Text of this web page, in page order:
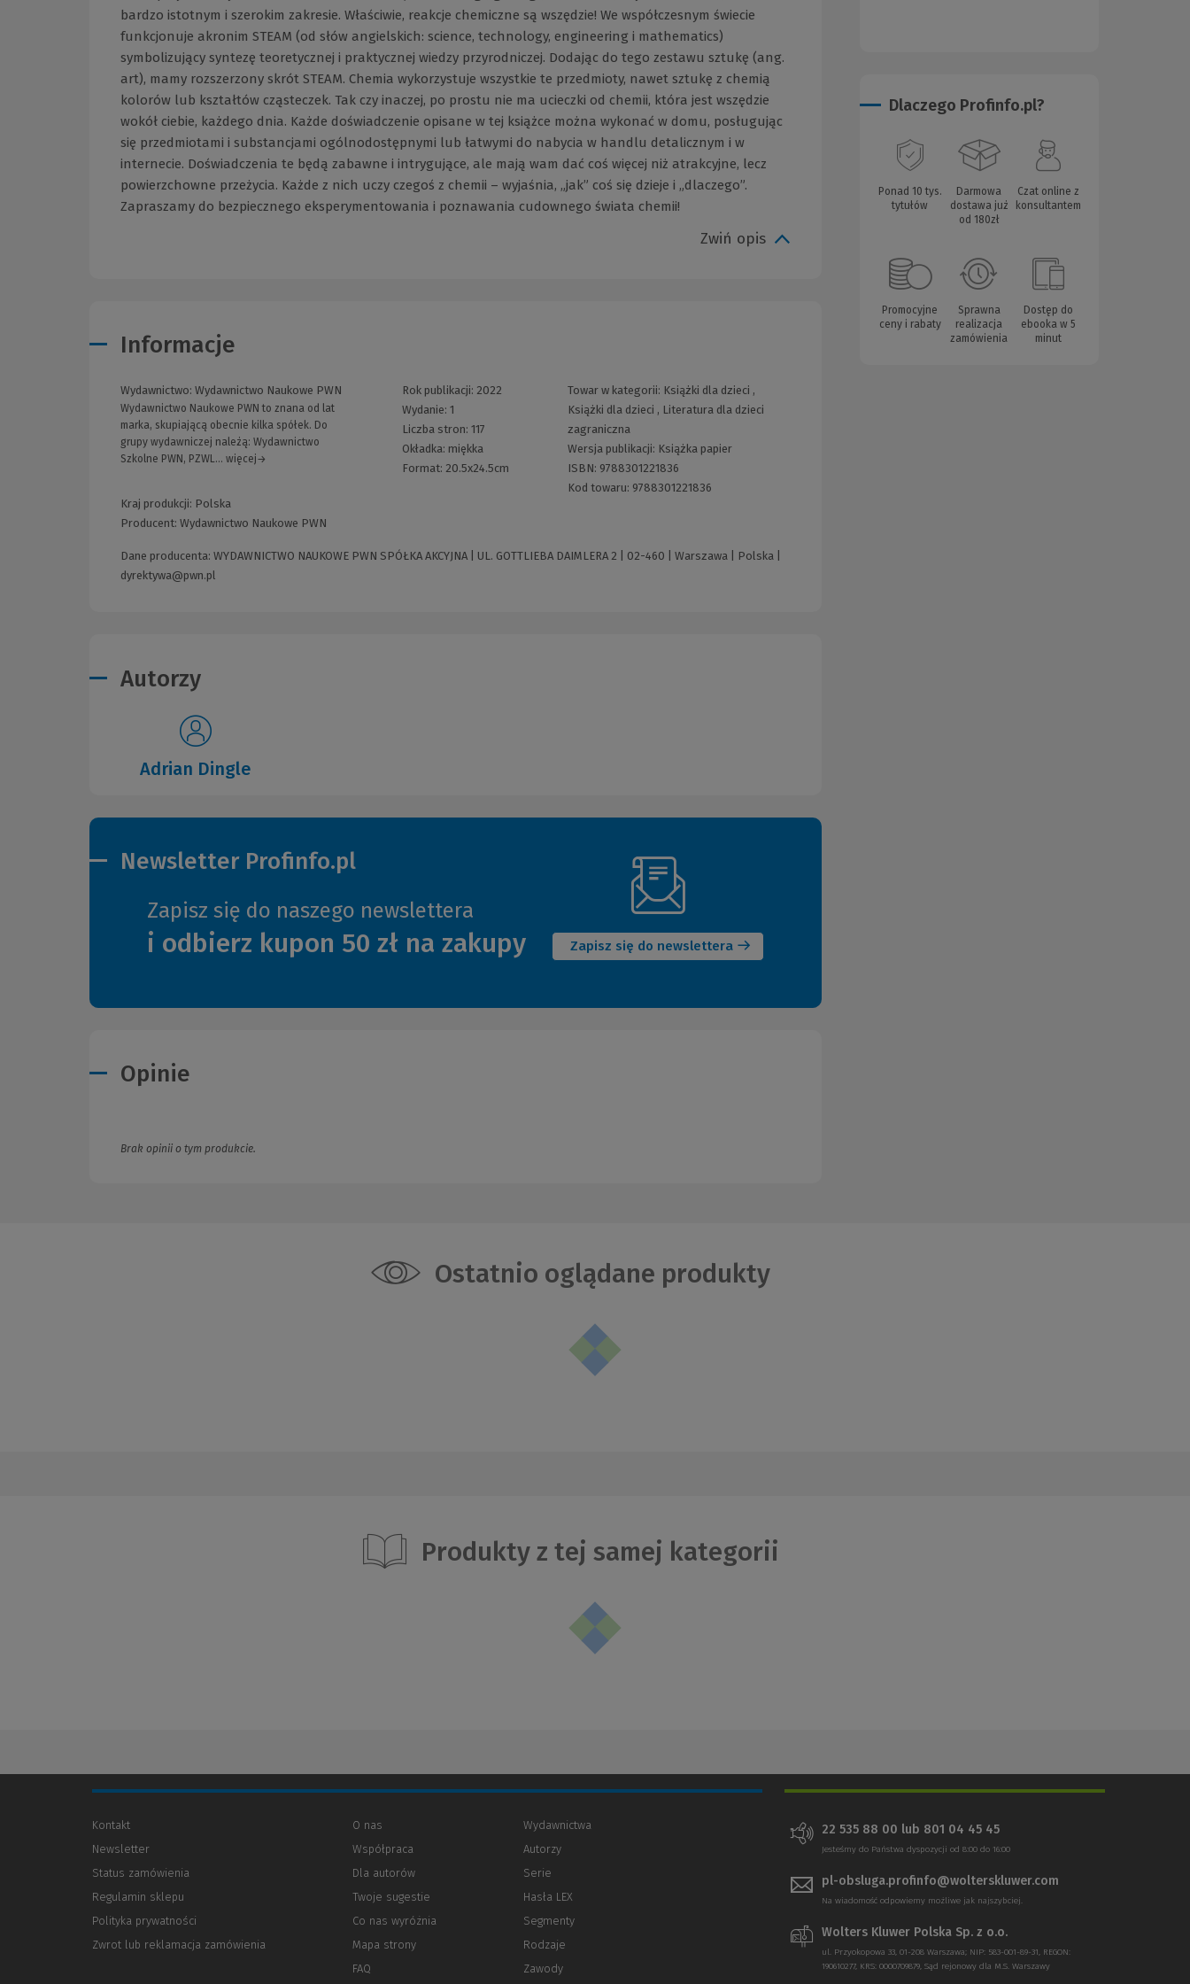
bardzo istotnym i szerokim zakresie. Właściwie, reakcje chemiczne są wszędzie! We współczesnym świecie
funkcjonuje akronim STEAM (od słów angielskich: science, technology, engineering i mathematics)
symbolizujący syntezę teoretycznej i praktycznej wiedzy przyrodniczej. Dodając do tego zestawu sztukę (ang.
art), mamy rozszerzony skrót STEAM. Chemia wykorzystuje wszystkie te przedmioty, nawet sztukę z chemią
kolorów lub kształtów cząsteczek. Tak czy inaczej, po prostu nie ma ucieczki od chemii, która jest wszędzie
wokół ciebie, każdego dnia. Każde doświadczenie opisane w tej książce można wykonać w domu, posługując
się przedmiotami i substancjami ogólnodostępnymi lub łatwymi do nabycia w handlu detalicznym i w
internecie. Doświadczenia te będą zabawne i intrygujące, ale mają wam dać coś więcej niż atrakcyjne, lecz
powierzchowne przeżycia. Każde z nich uczy czegoś z chemii – wyjaśnia, „jak” coś się dzieje i „dlaczego”.
Zapraszamy do bezpiecznego eksperymentowania i poznawania cudownego świata chemii!
Zwiń opis
Informacje
Wydawnictwo: Wydawnictwo Naukowe PWN
Wydawnictwo Naukowe PWN to znana od lat
marka, skupiającą obecnie kilka spółek. Do
grupy wydawniczej należą: Wydawnictwo
Szkolne PWN, PZWL... więcej→
Kraj produkcji: Polska
Producent: Wydawnictwo Naukowe PWN
Rok publikacji: 2022
Wydanie: 1
Liczba stron: 117
Okładka: miękka
Format: 20.5x24.5cm
Towar w kategorii: Książki dla dzieci ,
Książki dla dzieci , Literatura dla dzieci
zagraniczna
Wersja publikacji: Książka papier
ISBN: 9788301221836
Kod towaru: 9788301221836
Dane producenta: WYDAWNICTWO NAUKOWE PWN SPÓŁKA AKCYJNA | UL. GOTTLIEBA DAIMLERA 2 | 02-460 | Warszawa | Polska |
dyrektywa@pwn.pl
Autorzy
Adrian Dingle
Newsletter Profinfo.pl
Zapisz się do naszego newslettera
i odbierz kupon 50 zł na zakupy Zapisz się do newslettera
okno)
Opinie
Brak opinii o tym produkcie.
Dlaczego Profinfo.pl?
Ponad 10 tys.
tytułów
Darmowa
dostawa już
od 180zł
Czat online z
konsultantem
Promocyjne
ceny i rabaty
Sprawna
realizacja
zamówienia
Dostęp do
ebooka w 5
minut
Ostatnio oglądane produkty
Produkty z tej samej kategorii
Kontakt
Newsletter
Status zamówienia
Regulamin sklepu
Polityka prywatności
innej
Zwrot lub reklamacja zamówienia
O nas
Współpraca
Dla autorów
innej
strony)
Twoje sugestie
Co nas wyróżnia
Mapa strony
FAQ
Wydawnictwa
Autorzy
Serie
Hasła LEX
Segmenty
Rodzaje
Zawody
22 535 88 00 lub 801 04 45 45
Jesteśmy do Państwa dyspozycji od 8:00 do 16:00
pl-obsluga.profinfo@wolterskluwer.com
Na wiadomość odpowiemy możliwe jak najszybciej.
Wolters Kluwer Polska Sp. z o.o.
ul. Przyokopowa 33, 01-208 Warszawa; NIP: 583-001-89-31, REGON:
190610277, KRS: 0000709879, Sąd rejonowy dla M.S. Warszawy